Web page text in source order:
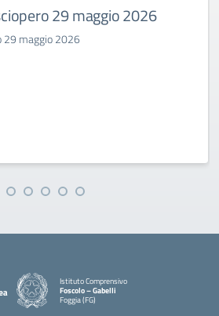
29 maggio 2026
29 maggio 2026
Istituto Comprensivo
Foscolo – Gabelli
Foggia (FG)
— Visita la pagina iniziale della scuola